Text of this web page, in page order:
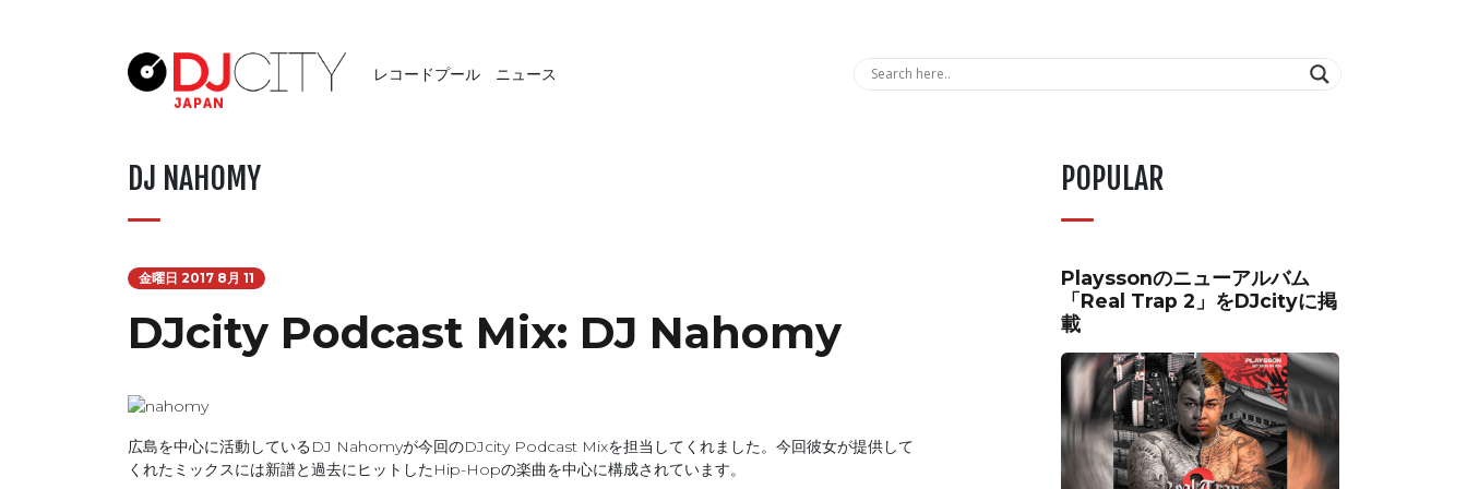
レコードプール ニュース
DJ NAHOMY
金曜日 2017 8月 11
DJcity Podcast Mix: DJ Nahomy
広島を中心に活動しているDJ Nahomyが今回のDJcity Podcast Mixを担当してくれました。今回彼女が提供して
くれたミックスには新譜と過去にヒットしたHip-Hopの楽曲を中心に構成されています。
POPULAR
Playssonのニューアルバム
「Real Trap 2」をDJcityに掲
載